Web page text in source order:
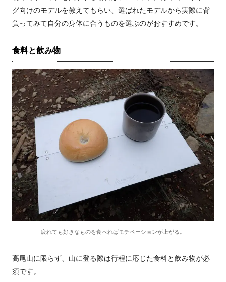
グ向けのモデルを教えてもらい、選ばれたモデルから実際に背
負ってみて自分の身体に合うものを選ぶのがおすすめです。
食料と飲み物
疲れても好きなものを食べればモチベーションが上がる。
高尾山に限らず、山に登る際は行程に応じた食料と飲み物が必
須です。